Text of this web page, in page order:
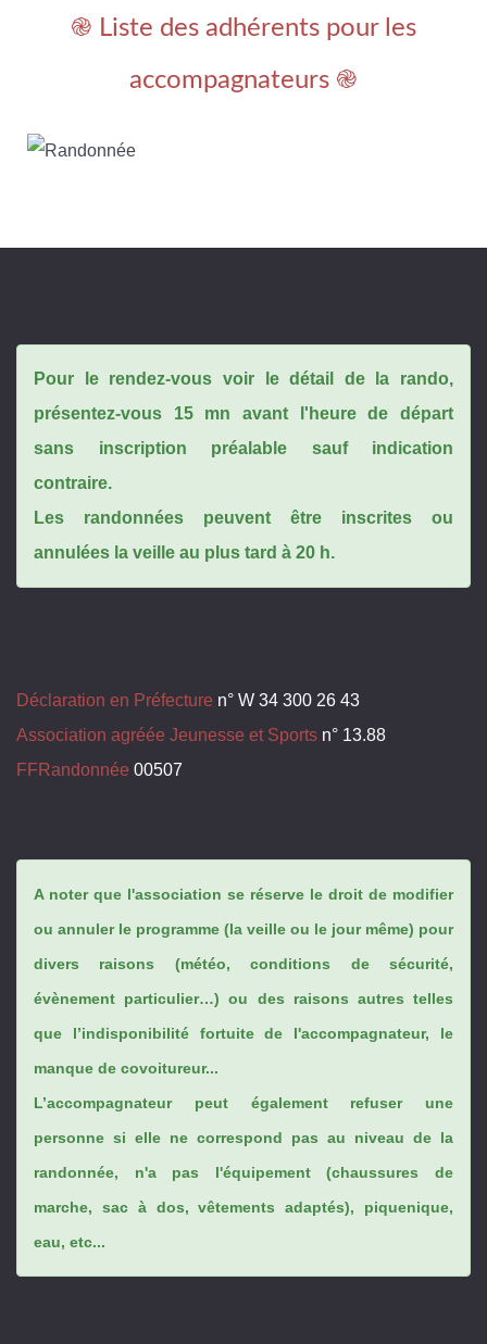
֎ Liste des adhérents pour les
accompagnateurs ֎
Pour le rendez-vous voir le détail de la rando,
présentez-vous 15 mn avant l'heure de départ
sans inscription préalable sauf indication
contraire.
Les randonnées peuvent être inscrites ou
annulées la veille au plus tard à 20 h.
Déclaration en Préfecture n° W 34 300 26 43
Association agréée Jeunesse et Sports n° 13.88
FFRandonnée 00507
A noter que l'association se réserve le droit de modifier
ou annuler le programme (la veille ou le jour même) pour
divers raisons (météo, conditions de sécurité,
évènement particulier…) ou des raisons autres telles
que l’indisponibilité fortuite de l'accompagnateur, le
manque de covoitureur...
L’accompagnateur peut également refuser une
personne si elle ne correspond pas au niveau de la
randonnée, n'a pas l'équipement (chaussures de
marche, sac à dos, vêtements adaptés), piquenique,
eau, etc...